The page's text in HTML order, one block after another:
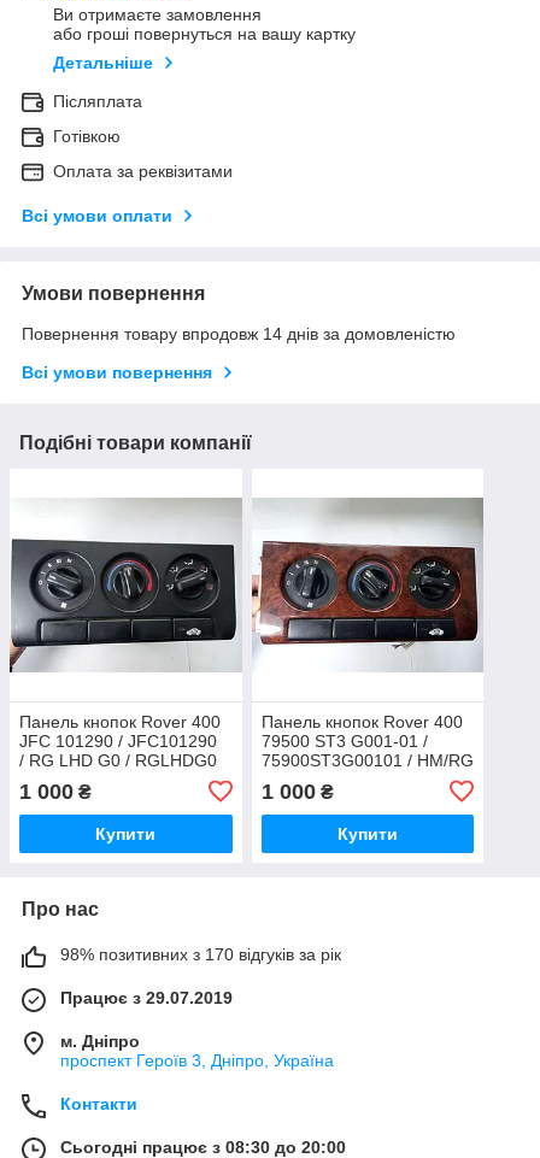
Ви отримаєте замовлення
або гроші повернуться на вашу картку
Детальніше
Післяплата
Готівкою
Оплата за реквізитами
Всі умови оплати
Умови повернення
Повернення товару впродовж 14 днів за домовленістю
Всі умови повернення
Подібні товари компанії
Панель кнопок Rover 400
JFC 101290 / JFC101290
/ RG LHD G0 / RGLHDG0
1 000 ₴
Купити
Панель кнопок Rover 400
79500 ST3 G001-01 /
75900ST3G00101 / HM/RG
1 000₴
Купити
Про нас
98% позитивних з 170 відгуків за рік
Працює з 29.07.2019
м. Дніпро
проспект Героїв 3, Дніпро, Україна
Контакти
Сьогодні працює з 08:30 до 20:00